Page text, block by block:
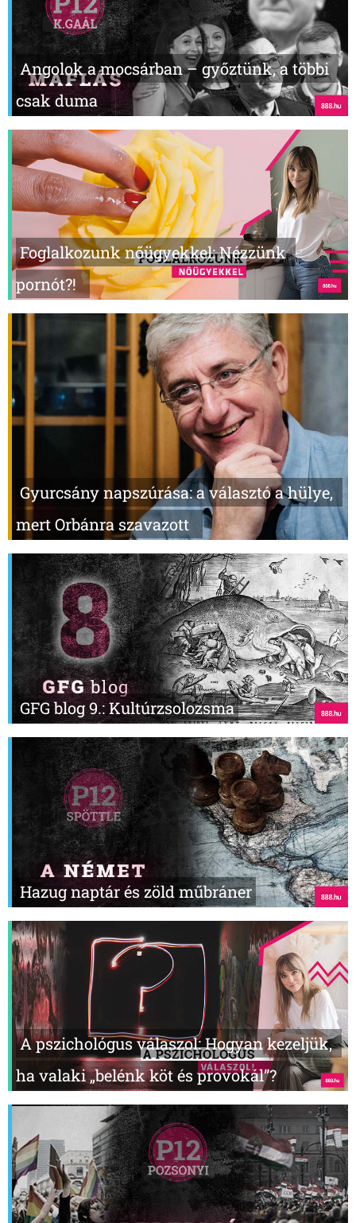
Angolok a mocsárban – győztünk, a többi
csak duma
Foglalkozunk nőügyekkel: Nézzünk
pornót?!
Gyurcsány napszúrása: a választó a hülye,
mert Orbánra szavazott
GFG blog 9.: Kultúrzsolozsma
Hazug naptár és zöld műbráner
A pszichológus válaszol: Hogyan kezeljük,
ha valaki „belénk köt és provokál”?